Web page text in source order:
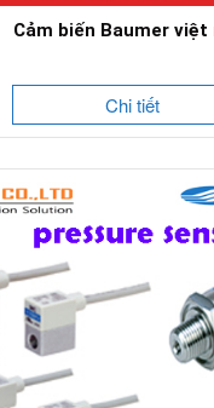
Cảm biến Baumer việt
Chi tiết